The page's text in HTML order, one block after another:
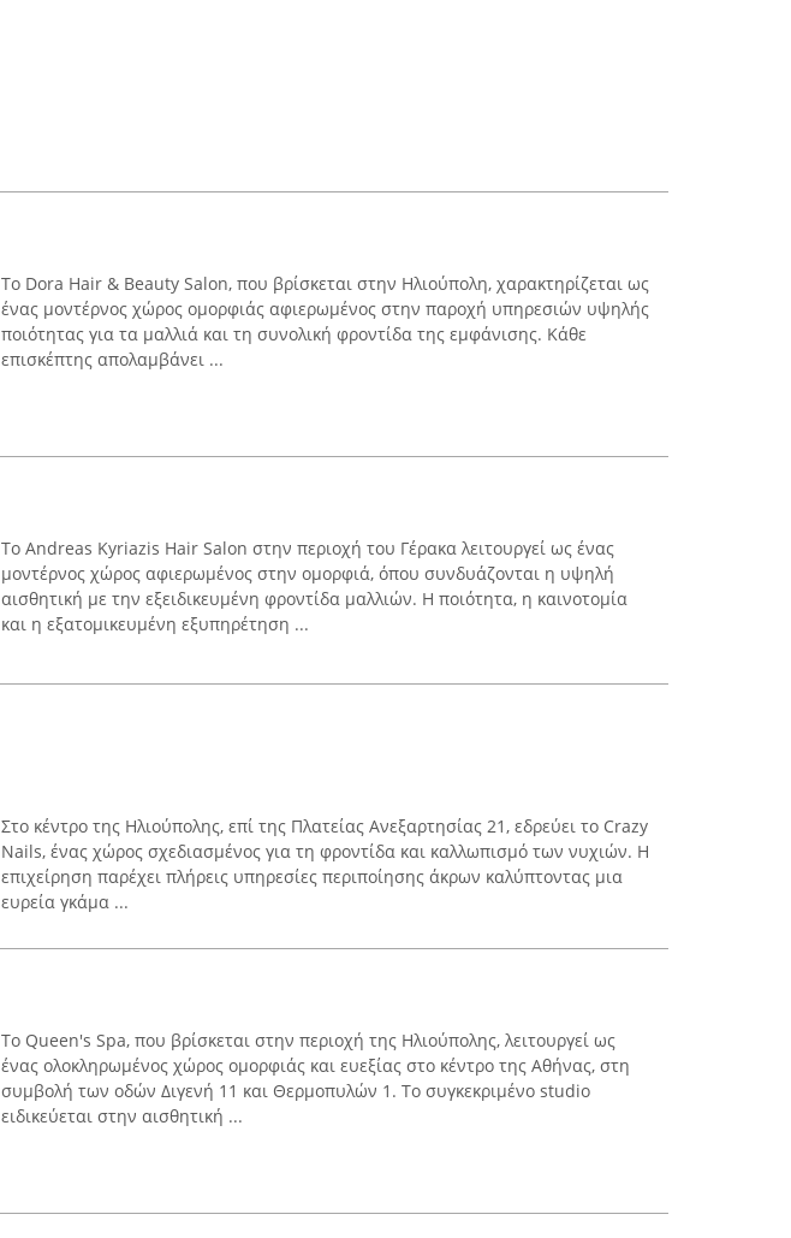
Το Dora Hair & Beauty Salon, που βρίσκεται στην Ηλιούπολη, χαρακτηρίζεται ως
ένας μοντέρνος χώρος ομορφιάς αφιερωμένος στην παροχή υπηρεσιών υψηλής
ποιότητας για τα μαλλιά και τη συνολική φροντίδα της εμφάνισης. Κάθε
επισκέπτης απολαμβάνει ...
Το Andreas Kyriazis Hair Salon στην περιοχή του Γέρακα λειτουργεί ως ένας
μοντέρνος χώρος αφιερωμένος στην ομορφιά, όπου συνδυάζονται η υψηλή
αισθητική με την εξειδικευμένη φροντίδα μαλλιών. Η ποιότητα, η καινοτομία
και η εξατομικευμένη εξυπηρέτηση ...
Στο κέντρο της Ηλιούπολης, επί της Πλατείας Ανεξαρτησίας 21, εδρεύει το Crazy
Nails, ένας χώρος σχεδιασμένος για τη φροντίδα και καλλωπισμό των νυχιών. Η
επιχείρηση παρέχει πλήρεις υπηρεσίες περιποίησης άκρων καλύπτοντας μια
ευρεία γκάμα ...
Το Queen's Spa, που βρίσκεται στην περιοχή της Ηλιούπολης, λειτουργεί ως
ένας ολοκληρωμένος χώρος ομορφιάς και ευεξίας στο κέντρο της Αθήνας, στη
συμβολή των οδών Διγενή 11 και Θερμοπυλών 1. Το συγκεκριμένο studio
ειδικεύεται στην αισθητική ...